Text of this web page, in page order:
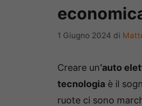
1 Giugno 2024 di
Creare un‘auto
tecnologia è il
ruote ci sono